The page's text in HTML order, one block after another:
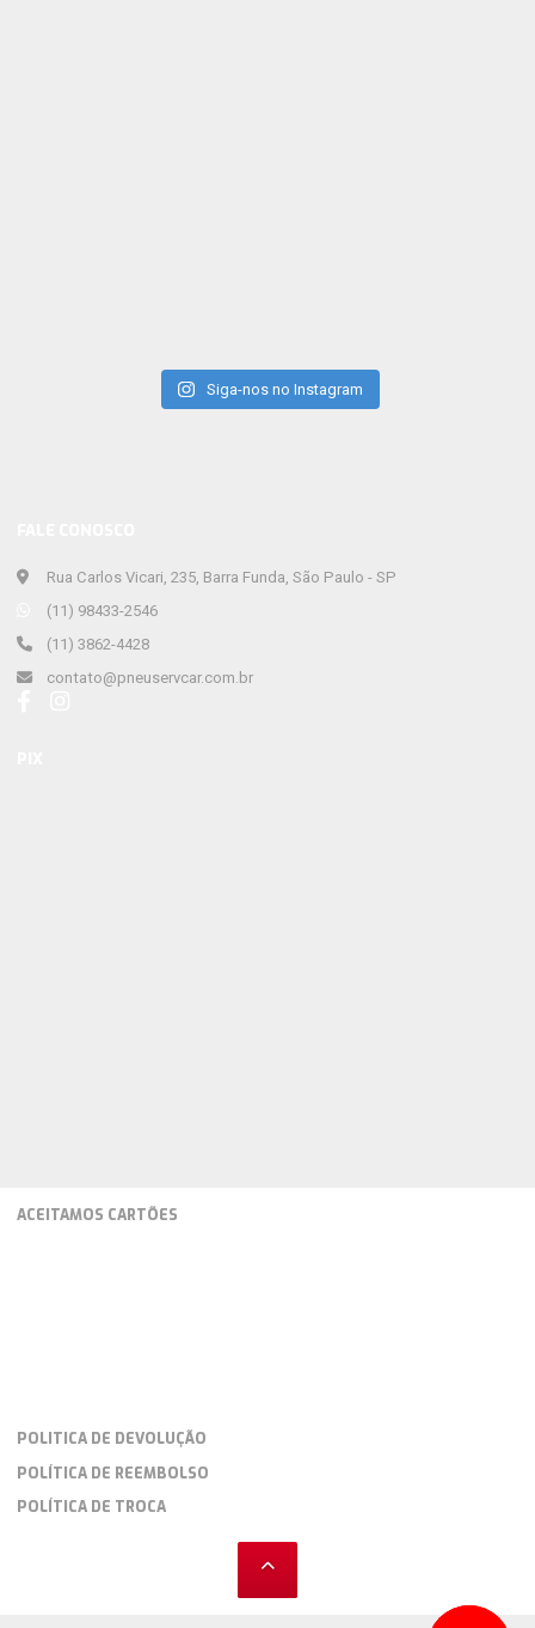
Rua Carlos Vicari, 235, Barra Funda, São Paulo - SP
(11) 98433-2546
(11) 3862-4428
contato@pneuservcar.com.br
Siga-nos no Instagram
ACEITAMOS CARTÕES
POLITICA DE DEVOLUÇÃO
POLÍTICA DE REEMBOLSO
POLÍTICA DE TROCA